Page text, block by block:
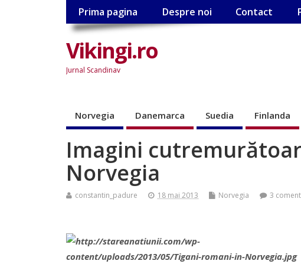
Prima pagina Despre noi Contact
Vikingi.ro
Jurnal Scandinav
Norvegia Danemarca Suedia Finlanda
Imagini
Norvegia
constantin_padure 18 mai 2013 Norvegia 3